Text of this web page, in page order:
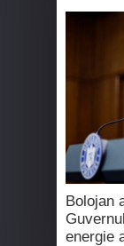
Bolojan
energie